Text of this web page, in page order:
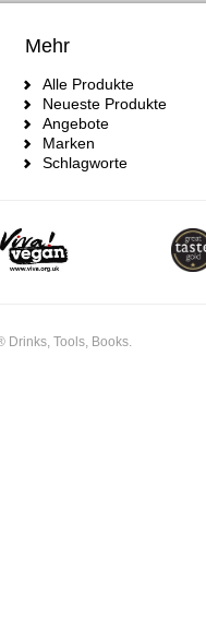
Mehr
Alle Produkte
Neueste Produkte
Angebote
Marken
Schlagworte
Drinks, Tools, Books.